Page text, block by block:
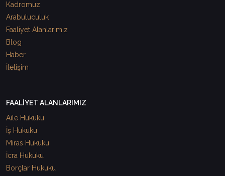
Kadromuz
Arabuluculuk
Faaliyet Alanlarımız
Blog
Haber
İletişim
FAALİYET ALANLARIMIZ
Aile Hukuku
İş Hukuku
Miras Hukuku
İcra Hukuku
Borçlar Hukuku